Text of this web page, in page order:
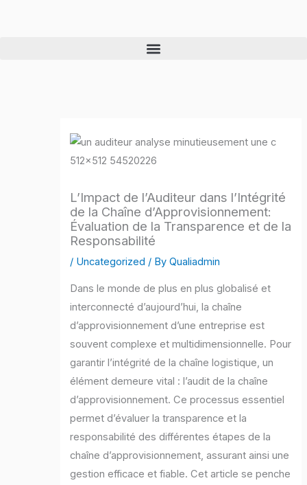
L’Impact de l’Auditeur dans l’Intégrité
de la Chaîne d’Approvisionnement:
Évaluation de la Transparence et de la
Responsabilité
/ Uncategorized / ByQualiadmin
Dans le monde de plus en plus globalisé et
interconnecté d’aujourd’hui, la chaîne
d’approvisionnement d’une entreprise est
souvent complexe et multidimensionnelle. Pour
garantir l’intégrité de la chaîne logistique, un
élément demeure vital : l’audit de la chaîne
d’approvisionnement. Ce processus essentiel
permet d’évaluer la transparence et la
responsabilité des différentes étapes de la
chaîne d’approvisionnement, assurant ainsi une
gestion efficace et fiable. Cet article se penche